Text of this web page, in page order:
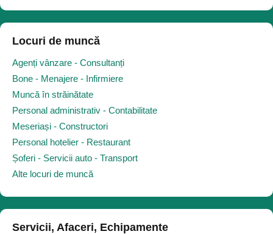
Locuri de muncă
Agenți vânzare - Consultanți
Bone - Menajere - Infirmiere
Muncă în străinătate
Personal administrativ - Contabilitate
Meseriași - Constructori
Personal hotelier - Restaurant
Șoferi - Servicii auto - Transport
Alte locuri de muncă
Servicii, Afaceri, Echipamente